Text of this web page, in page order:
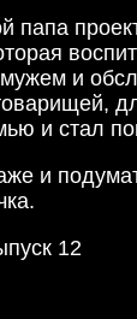
и
и стал
и
12